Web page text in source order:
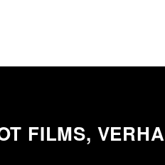
FILMS,